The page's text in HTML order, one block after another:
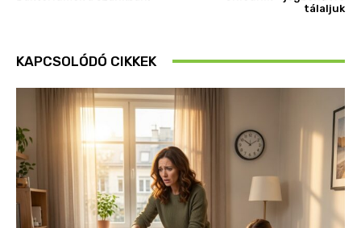
tálaljuk
KAPCSOLÓDÓ CIKKEK